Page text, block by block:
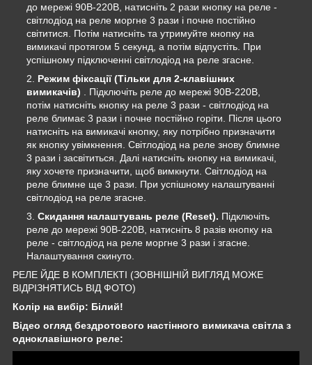
до мережі 90В-220В, натисніть 2 рази кнопку на реле -
світлодіод на реле моргне 3 рази і почне постійно
світитися. Потім натисніть та утримуйте кнопку на
вимикачі протягом 5 секунд, а потім відпустіть. При
успішному підключенні світлодіод на реле згасне.
Режим фіксації (Тільки для 2-клавішних
вимикачів) . Підключіть реле до мережі 90В-220В,
потім натисніть кнопку на реле 3 рази - світлодіод на
реле блимає 3 рази і почне постійно горіти. Після цього
натисніть на вимикачі кнопку, яку потрібно призначити
як кнопку увімкнення. Світлодіод на реле знову блимне
3 рази і засвітиться. Далі натисніть кнопку на вимикачі,
яку хочете призначити, щоб вимкнути. Світлодіод на
реле блимне ще 3 рази. При успішному налаштуванні
світлодіод на реле згасне.
Скидання налаштувань реле (Reset). Підключіть
реле до мережі 90В-220В, натисніть 8 разів кнопку на
реле - світлодіод на реле моргне 3 рази і згасне.
Налаштування скинуто.
РЕЛЕ ЙДЕ В КОМПЛЕКТІ (ЗОВНІШНІЙ ВИГЛЯД МОЖЕ
ВІДРІЗНЯТИСЬ ВІД ФОТО)
Колір на вибір: Білий!
Відео огляд бездротового настінного вимикача світла з
одноклавішного реле: